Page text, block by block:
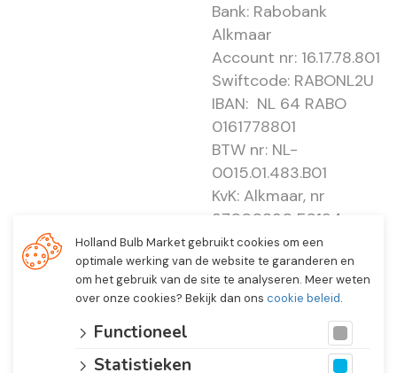
Bank: Rabobank
Alkmaar
Account nr: 16.17.78.801
Swiftcode: RABONL2U
IBAN: NL 64 RABO
0161778801
BTW nr: NL-
0015.01.483.B01
KvK: Alkmaar, nr
37000830 E0194 -
EBO 505
Holland Bulb Market gebruikt cookies om een
optimale werking van de website te garanderen en
om het gebruik van de site te analyseren. Meer weten
over onze cookies? Bekijk dan ons cookie beleid.
Functioneel
Statistieken